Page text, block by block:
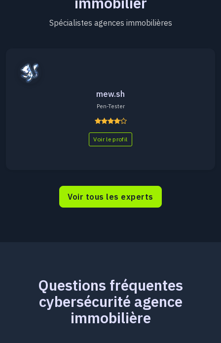
Spécialistes agences immobilières
mew.sh
Pen-Tester
Voir le profil
Voir tous les experts
Questions fréquentes
cybersécurité agence
immobilière